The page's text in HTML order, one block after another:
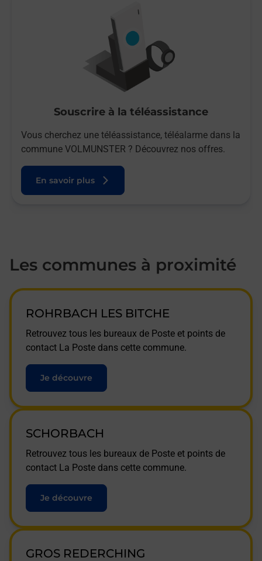
Souscrire à la téléassistance
Vous cherchez une téléassistance, téléalarme dans la
commune VOLMUNSTER ? Découvrez nos offres.
En savoir plus
Les communes à proximité
ROHRBACH LES BITCHE
Retrouvez tous les bureaux de Poste et points de
contact La Poste dans cette commune.
Je découvre
SCHORBACH
Retrouvez tous les bureaux de Poste et points de
contact La Poste dans cette commune.
Je découvre
GROS REDERCHING